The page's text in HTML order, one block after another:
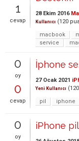
1
cevap
28 Ekim 2016
Kullanıcı (120
macbook
service
0
oy
0
cevap
İphone
27 Ocak 2021
Yeni Kullanıcı (120
pil
iphone
0
oy
iPhone pil